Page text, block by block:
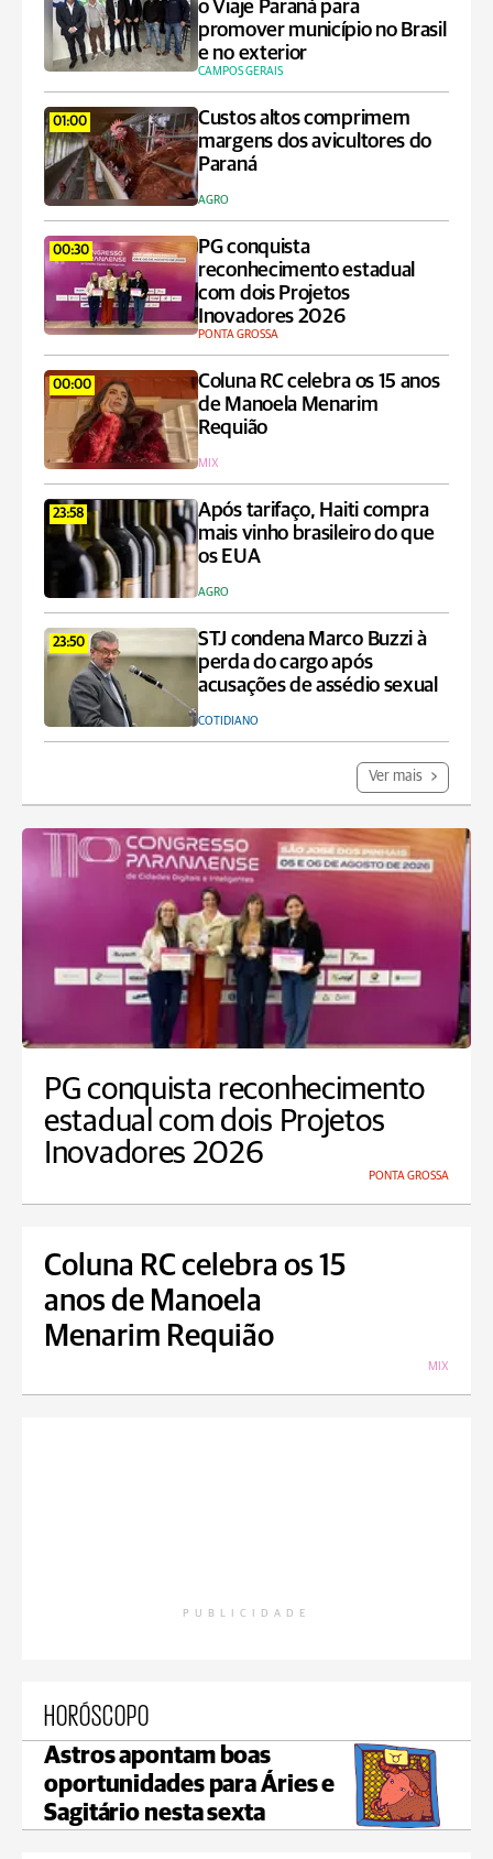
o Viaje Paraná para
promover município no Brasil
e no exterior
CAMPOS GERAIS
01:00
Custos altos comprimem
margens dos avicultores do
Paraná
AGRO
00:30
PG conquista
reconhecimento estadual
com dois Projetos
Inovadores 2026
PONTA GROSSA
00:00
Coluna RC celebra os 15 anos
de Manoela Menarim
Requião
MIX
23:58
Após tarifaço, Haiti compra
mais vinho brasileiro do que
os EUA
AGRO
23:50
STJ condena Marco Buzzi à
perda do cargo após
acusações de assédio sexual
COTIDIANO
Ver mais
PG conquista reconhecimento
estadual com dois Projetos
Inovadores 2026
PONTA GROSSA
Coluna RC celebra os 15
anos de Manoela
Menarim Requião
MIX
PUBLICIDADE
HORÓSCOPO
Astros apontam boas
oportunidades para Áries e
Sagitário nesta sexta